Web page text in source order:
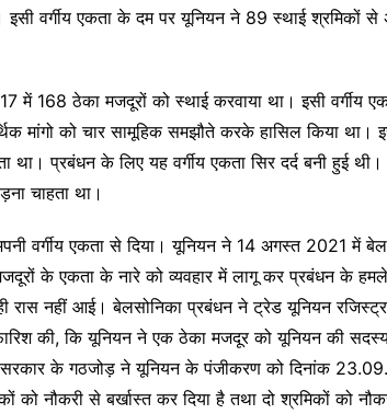
वर्गीय एकता के दम पर यूनियन ने 89 स्थाई श्रमिकों
में 168 ठेका मजदूरों को स्थाई करवाया था। इसी वर्गीय
मांगो को चार सामूहिक समझौते करके हासिल किया था।
प्रबंधन के लिए यह वर्गीय एकता सिर दर्द बनी हुई
चाहता था।
वर्गीय एकता से दिया। यूनियन ने 14 अगस्त 2021 में
के एकता के नारे को व्यवहार में लागू कर प्रबंधन के
रास नहीं आई। बेलसोनिका प्रबंधन ने ट्रेड यूनियन
की, कि यूनियन ने एक ठेका मजदूर को यूनियन की
सरकार के गठजोड़ ने यूनियन के पंजीकरण को दिनांक
नौकरी से बर्खास्त कर दिया है तथा दो श्रमिकों को